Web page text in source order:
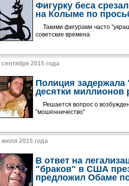
Фигурку беса
на Колыме по
Такими фигурами часто
советские времена
сентября 2015 года
Полиция
десятки миллионов
Решается вопрос о
"мошенничество"
июля 2015 года
В ответ на
"браков" в США
предложил Обаме